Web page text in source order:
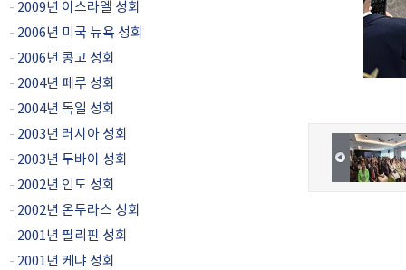
- 2009년 이스라엘 성회
- 2006년 미국 뉴욕 성회
- 2006년 콩고 성회
- 2004년 페루 성회
- 2004년 독일 성회
- 2003년 러시아 성회
- 2003년 두바이 성회
- 2002년 인도 성회
- 2002년 온두라스 성회
- 2001년 필리핀 성회
- 2001년 케냐 성회